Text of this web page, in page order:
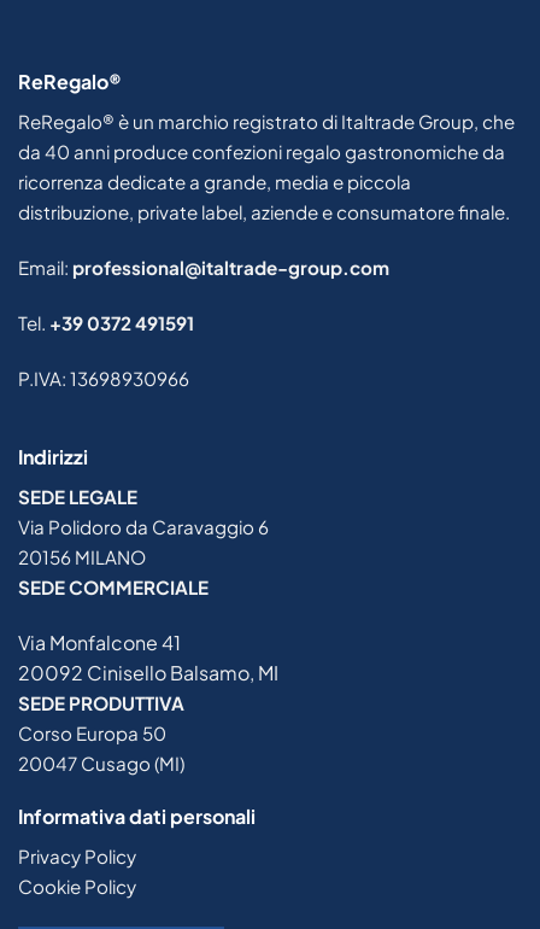
ReRegalo®
ReRegalo® è un marchio registrato di Italtrade Group, che
da 40 anni produce confezioni regalo gastronomiche da
ricorrenza dedicate a grande, media e piccola
distribuzione, private label, aziende e consumatore finale.
Email: professional@italtrade-group.com
Tel. +39 0372 491591
P.IVA: 13698930966
Indirizzi
SEDE LEGALE
Via Polidoro da Caravaggio 6
20156 MILANO
SEDE COMMERCIALE
Via Monfalcone 41
20092 Cinisello Balsamo, MI
SEDE PRODUTTIVA
Corso Europa 50
20047 Cusago (MI)
Informativa dati personali
Privacy Policy
Cookie Policy